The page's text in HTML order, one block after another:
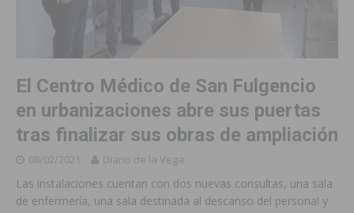
El Centro Médico de San Fulgencio
en urbanizaciones abre sus puertas
tras finalizar sus obras de ampliación
08/02/2021 Diario de la Vega
Las instalaciones cuentan con dos nuevas consultas, una sala
de enfermería, una sala destinada al descanso del personal y